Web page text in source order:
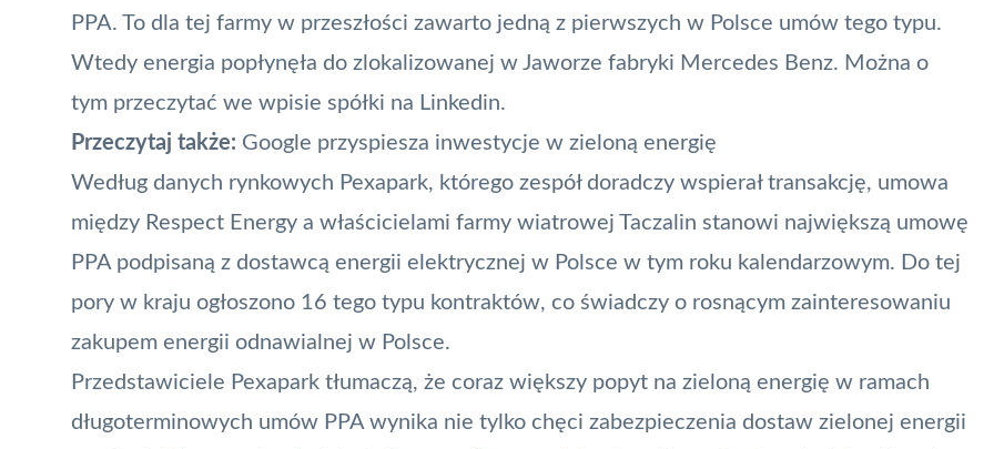
PPA. To dla tej farmy w przeszłości zawarto jedną z pierwszych w Polsce umów tego typu.
Wtedy energia popłynęła do zlokalizowanej w Jaworze fabryki Mercedes Benz. Można o
tym przeczytać we wpisie spółki na Linkedin.
Przeczytaj także: Google przyspiesza inwestycje w zieloną energię
Według danych rynkowych Pexapark, którego zespół doradczy wspierał transakcję, umowa
między Respect Energy a właścicielami farmy wiatrowej Taczalin stanowi największą umowę
PPA podpisaną z dostawcą energii elektrycznej w Polsce w tym roku kalendarzowym. Do tej
pory w kraju ogłoszono 16 tego typu kontraktów, co świadczy o rosnącym zainteresowaniu
zakupem energii odnawialnej w Polsce.
Przedstawiciele Pexapark tłumaczą, że coraz większy popyt na zieloną energię w ramach
długoterminowych umów PPA wynika nie tylko chęci zabezpieczenia dostaw zielonej energii